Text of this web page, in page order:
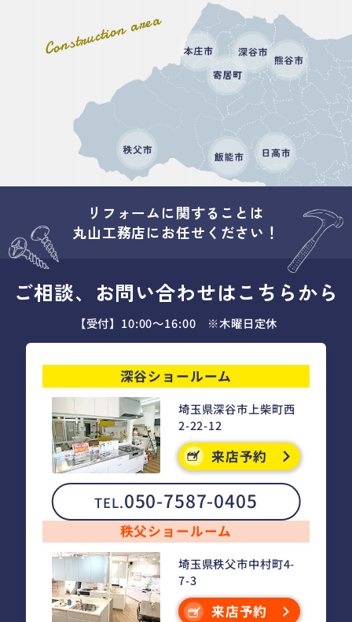
Construction area
リフォームに関することは
丸山工務店にお任せください！
ご相談、お問い合わせはこちらから
【受付】10:00～16:00 ※木曜日定休
深谷ショールーム
埼玉県深谷市上柴町西
2-22-12
来店予約
TEL.050-7587-0405
秩父ショールーム
埼玉県秩父市中村町4-
7-3
来店予約